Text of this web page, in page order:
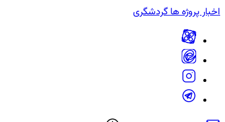
اخبارپروژه هاگردشگری